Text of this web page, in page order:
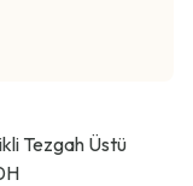
Tezgah Üstü